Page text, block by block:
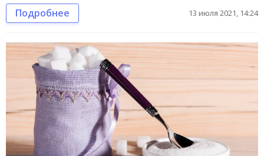
Подробнее 13 июля 2021, 14:24